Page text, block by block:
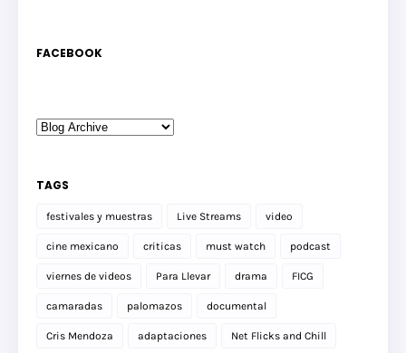
FACEBOOK
TAGS
festivales y muestras Live Streams video
cine mexicano criticas must watch podcast
viernes de videos Para Llevar drama FICG
camaradas palomazos documental
Cris Mendoza adaptaciones Net Flicks and Chill